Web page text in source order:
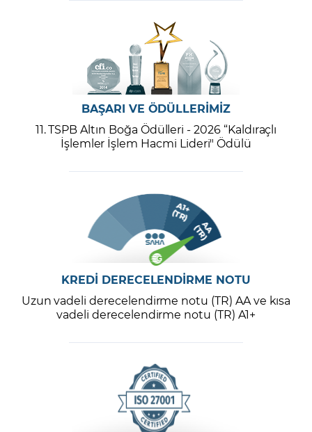
BAŞARI VE ÖDÜLLERİMİZ
11. TSPB Altın Boğa Ödülleri - 2026 “Kaldıraçlı
İşlemler İşlem Hacmi Lideri" Ödülü
KREDİ DERECELENDİRME NOTU
Uzun vadeli derecelendirme notu (TR) AA ve kısa
vadeli derecelendirme notu (TR) A1+